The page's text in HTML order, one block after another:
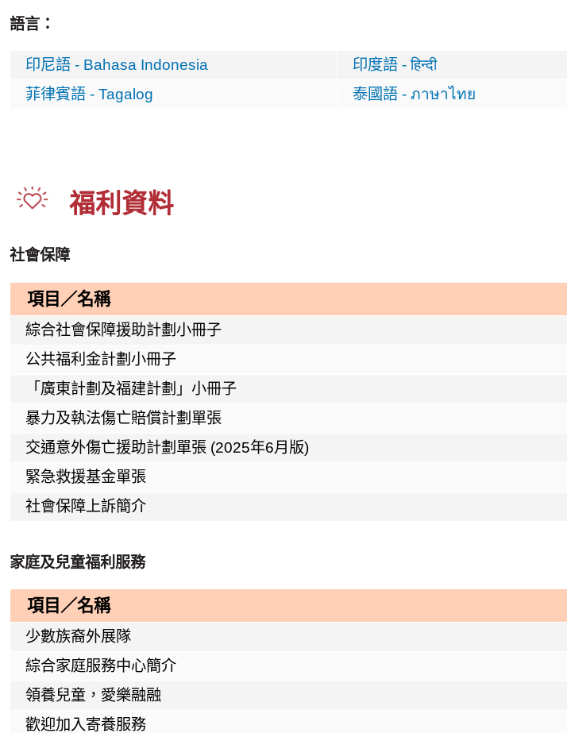
語言：
印尼語 - Bahasa Indonesia 印度語 -हिन्दी
菲律賓語 -Tagalog 泰國語 -ภาษาไทย
福利資料
社會保障
項目／名稱
綜合社會保障援助計劃小冊子
公共福利金計劃小冊子
「廣東計劃及福建計劃」小冊子
暴力及執法傷亡賠償計劃單張
交通意外傷亡援助計劃單張 (2025年6月版)
緊急救援基金單張
社會保障上訴簡介
家庭及兒童福利服務
項目／名稱
少數族裔外展隊
綜合家庭服務中心簡介
領養兒童，愛樂融融
歡迎加入寄養服務